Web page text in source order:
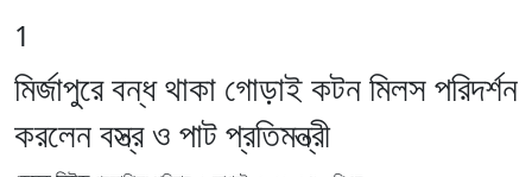
1
মির্জাপুরে বন্ধ থাকা গোড়াই কটন মিলস পরিদর্শন
করলেন বস্ত্র ও পাট প্রতিমন্ত্রী